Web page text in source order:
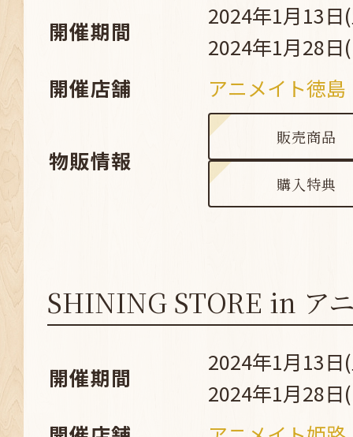
開催期間
2024年1月13日
2024年1月28日
開催店舗
アニメイト徳島
物販情報
販売商品
購入特典
SHINING STORE in ア
開催期間
2024年1月13日
2024年1月28日